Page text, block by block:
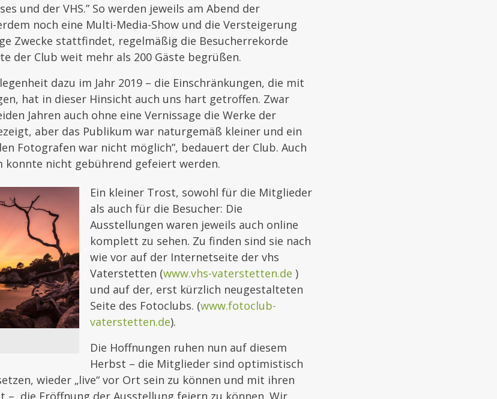
und der VHS.” So werden jeweils am Abend der
noch eine Multi-Media-Show und die Versteigerung
Zwecke stattfindet, regelmäßig die Besucherrekorde
der Club weit mehr als 200 Gäste begrüßen.
dazu im Jahr 2019 – die Einschränkungen, die mit
hat in dieser Hinsicht auch uns hart getroffen. Zwar
Jahren auch ohne eine Vernissage die Werke der
aber das Publikum war naturgemäß kleiner und ein
Fotografen war nicht möglich”, bedauert der Club. Auch
konnte nicht gebührend gefeiert werden.
Ein kleiner Trost, sowohl für die Mitglieder
als auch für die Besucher: Die
Ausstellungen waren jeweils auch online
komplett zu sehen. Zu finden sind sie nach
wie vor auf der Internetseite der vhs
Vaterstetten (www.vhs-vaterstetten.de )
und auf der, erst kürzlich neugestalteten
Seite des Fotoclubs. (www.fotoclub-
vaterstetten.de).
Die Hoffnungen ruhen nun auf diesem
Herbst – die Mitglieder sind optimistisch
wieder „live“ vor Ort sein zu können und mit ihren
– die Eröffnung der Ausstellung feiern zu können. Wir